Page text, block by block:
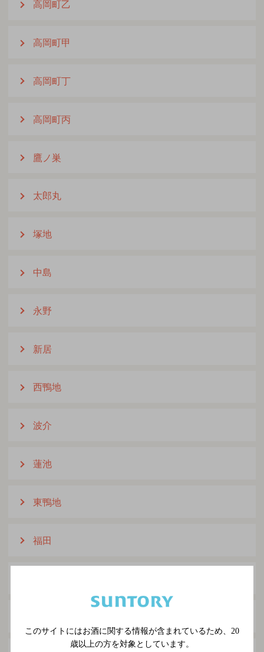
高岡町乙
高岡町甲
高岡町丁
高岡町丙
鷹ノ巣
太郎丸
塚地
中島
永野
新居
西鴨地
波介
蓮池
東鴨地
福田
このサイトにはお酒に関する情報が含まれているため、 20
歳以上の方を対象としています。